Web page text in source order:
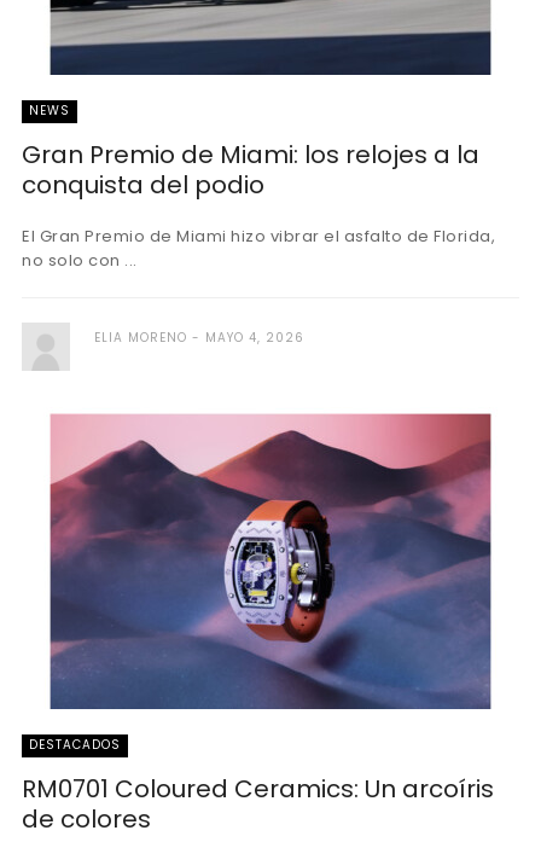
NEWS
Gran Premio de Miami: los relojes a la
conquista del podio
El Gran Premio de Miami hizo vibrar el asfalto de Florida,
no solo con ...
ELIA MORENO MAYO 4, 2026
DESTACADOS
RM0701 Coloured Ceramics: Un arcoíris
de colores